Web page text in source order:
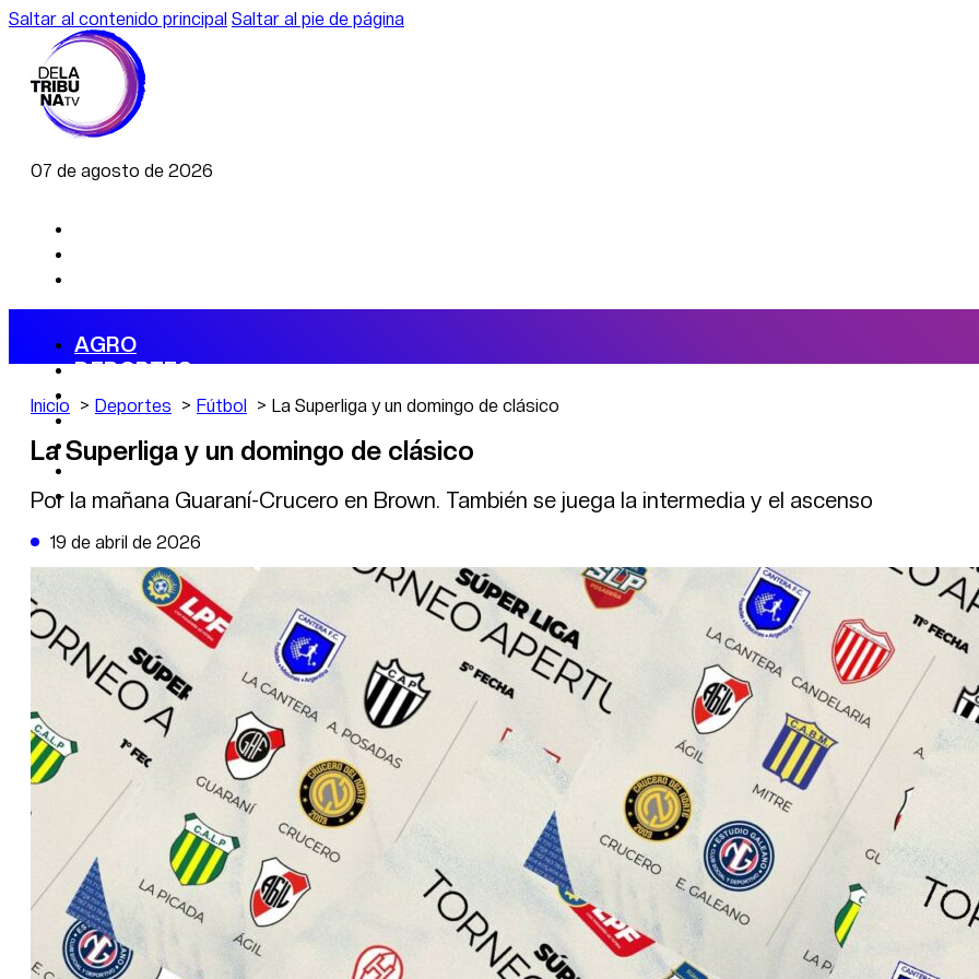
Saltar al contenido principal Saltar al pie de página
07 de agosto de 2026
AGRO
DEPORTES
ECONOMÍA
POLÍTICA
CAMBIO CLIMÁTICO
DATA FIRME
DE LA TRIBUNA TV
Inicio Deportes Fútbol La Superliga y un domingo de clásico
La Superliga y un domingo de clásico
Por la mañana Guaraní-Crucero en Brown. También se juega la intermedia y el ascenso
19 de abril de 2026